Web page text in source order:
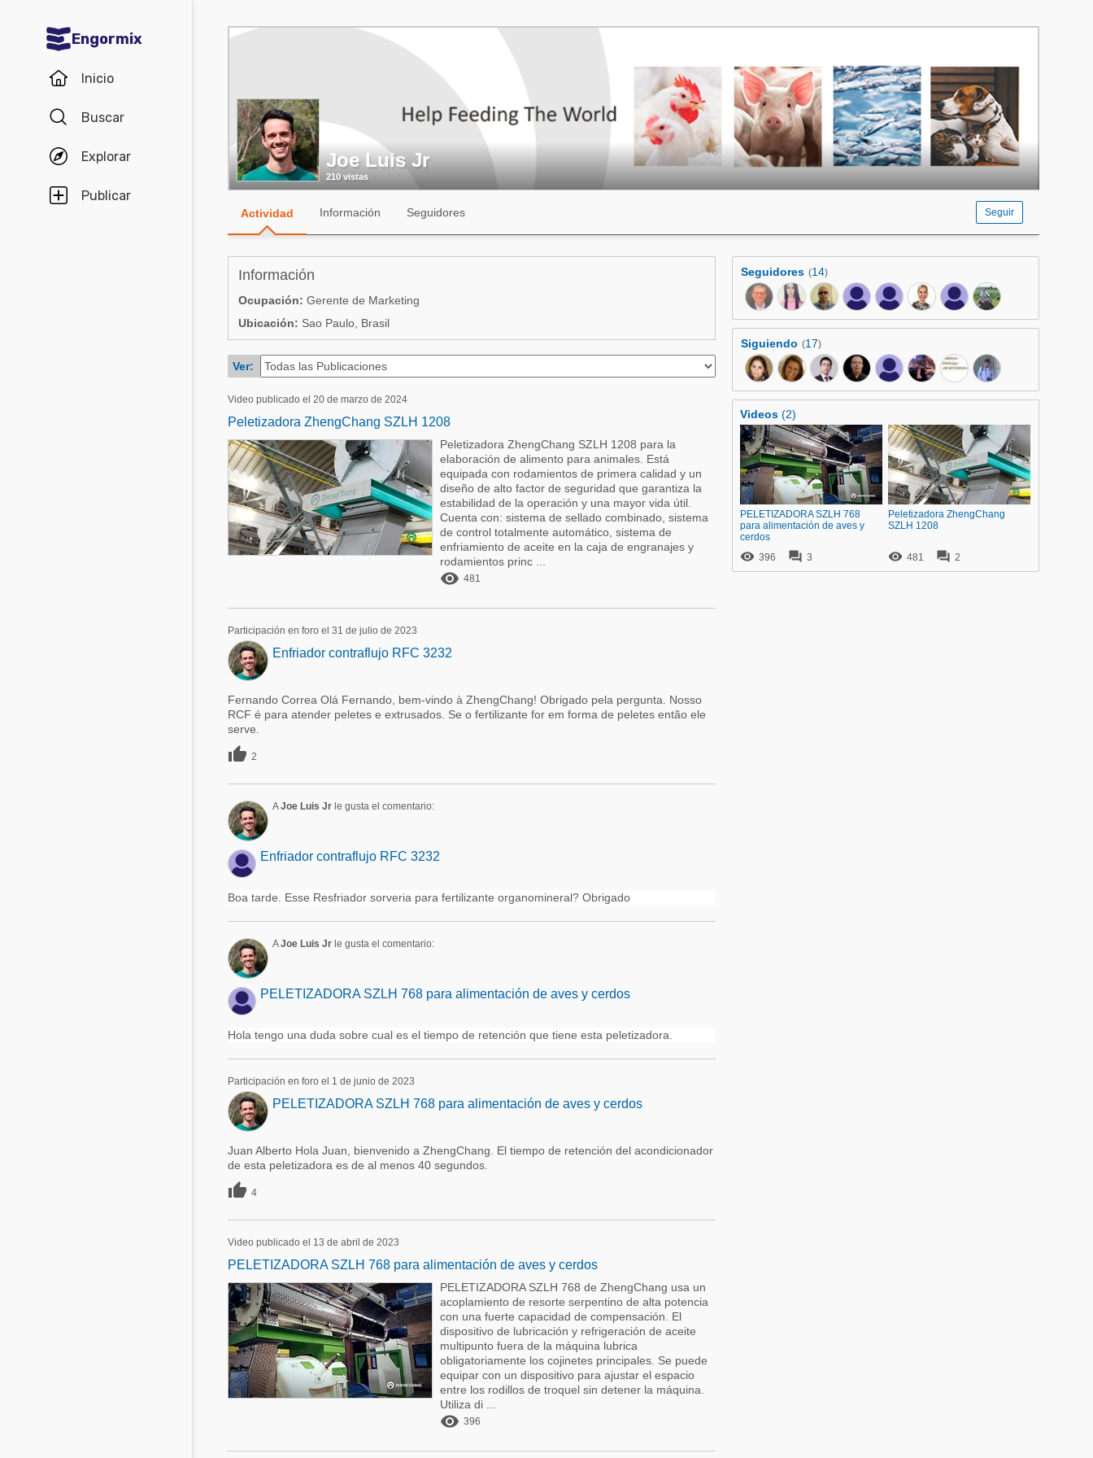
Engormix
Inicio
Buscar
Explorar
Publicar
Agricultura
Balanceados - Piensos
Avicultura
Ganadería
Porcicultura
Micotoxinas
Avicultura
Porcicultura
Lechería
Balanceados - Piensos
Comunidades en portugués
Micotoxinas
Avicultura
Porcicultura
Ganadería
Lechería
Joe Luis Jr
210 vistas
Actividad Información Seguidores Seguir
Información
Ocupación: Gerente de Marketing
Ubicación: Sao Paulo, Brasil
Ver:
Video publicado el 20 de marzo de 2024
Peletizadora ZhengChang SZLH 1208
Peletizadora ZhengChang SZLH 1208 para la
elaboración de alimento para animales. Está
equipada con rodamientos de primera calidad y un
diseño de alto factor de seguridad que garantiza la
estabilidad de la operación y una mayor vida útil.
Cuenta con: sistema de sellado combinado, sistema
de control totalmente automático, sistema de
enfriamiento de aceite en la caja de engranajes y
rodamientos princ ...
 481
Participación en foro el 31 de julio de 2023
Enfriador contraflujo RFC 3232
Fernando Correa Olá Fernando, bem-vindo à ZhengChang! Obrigado pela pergunta. Nosso
RCF é para atender peletes e extrusados. Se o fertilizante for em forma de peletes então ele
serve.
 2
AJoe Luis Jrle gusta el comentario:
Enfriador contraflujo RFC 3232
Boa tarde. Esse Resfriador sorveria para fertilizante organomineral? Obrigado
AJoe Luis Jrle gusta el comentario:
PELETIZADORA SZLH 768 para alimentación de aves y cerdos
Hola tengo una duda sobre cual es el tiempo de retención que tiene esta peletizadora.
Participación en foro el 1 de junio de 2023
PELETIZADORA SZLH 768 para alimentación de aves y cerdos
Juan Alberto Hola Juan, bienvenido a ZhengChang. El tiempo de retención del acondicionador
de esta peletizadora es de al menos 40 segundos.
 4
Video publicado el 13 de abril de 2023
PELETIZADORA SZLH 768 para alimentación de aves y cerdos
PELETIZADORA SZLH 768 de ZhengChang usa un
acoplamiento de resorte serpentino de alta potencia
con una fuerte capacidad de compensación. El
dispositivo de lubricación y refrigeración de aceite
multipunto fuera de la máquina lubrica
obligatoriamente los cojinetes principales. Se puede
equipar con un dispositivo para ajustar el espacio
entre los rodillos de troquel sin detener la máquina.
Utiliza di ...
 396
Seguidores (14)
Siguiendo (17)
Videos(2)
PELETIZADORA SZLH 768
para alimentación de aves y
cerdos
 396  3
Peletizadora ZhengChang
SZLH 1208
 481  2